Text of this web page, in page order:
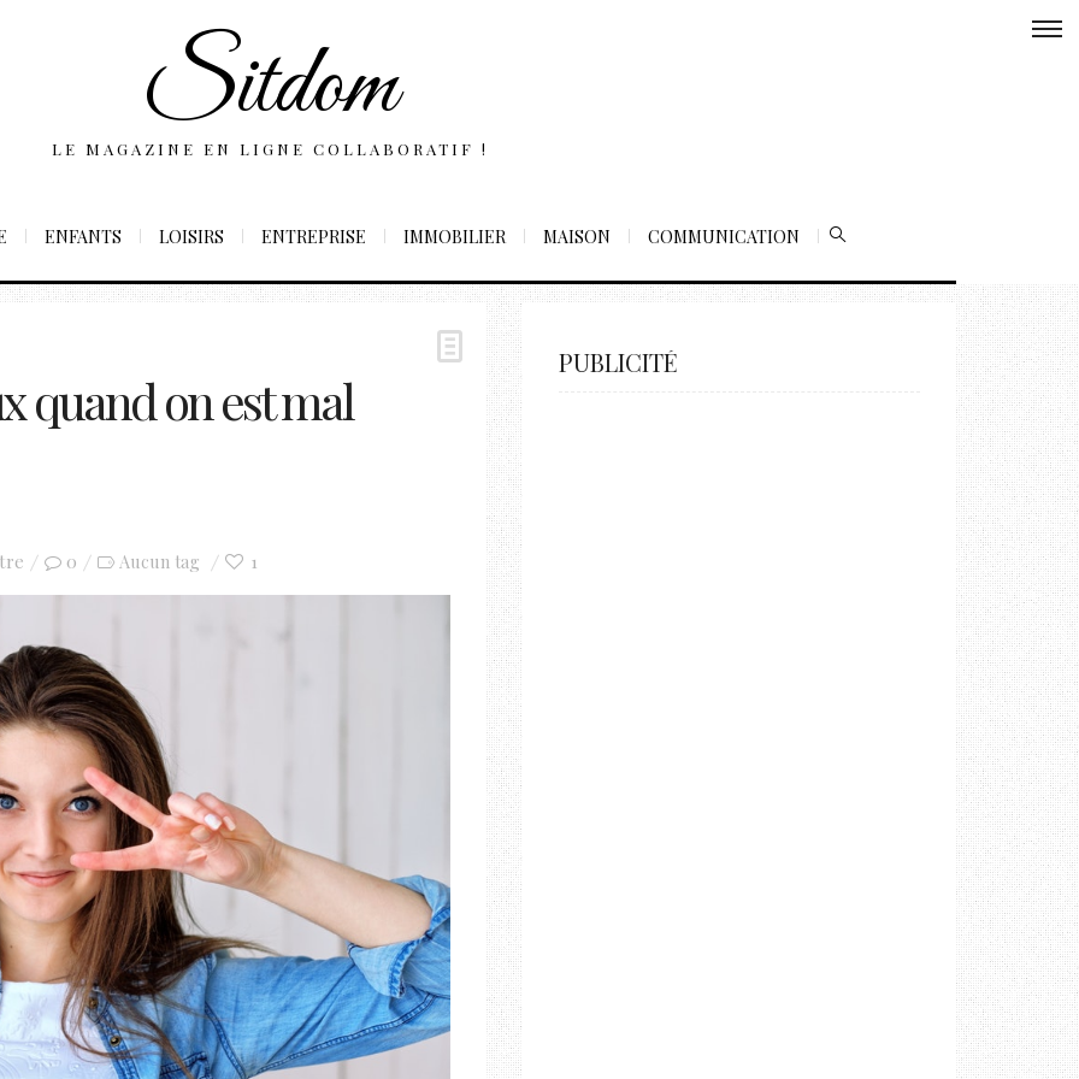
Sitdom
LE MAGAZINE EN LIGNE COLLABORATIF !
ENFANTS LOISIRS ENTREPRISE IMMOBILIER MAISON COMMUNICATION
quand on est mal
0 Aucun tag 1
PUBLICITÉ